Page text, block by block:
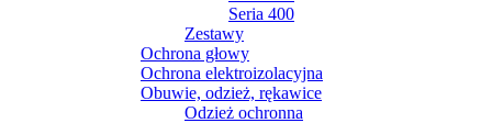
Seria 400
Zestawy
Ochrona głowy
Ochrona elektroizolacyjna
Obuwie, odzież, rękawice
Odzież ochronna